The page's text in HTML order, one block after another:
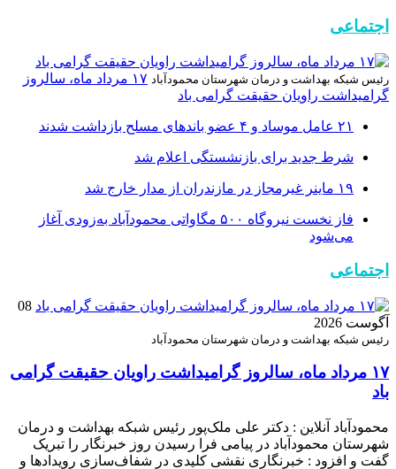
اجتماعی
رئیس شبکه بهداشت و درمان شهرستان محمودآباد
۱۷ مرداد ماه، سالروز
گرامیداشت راویان حقیقت گرامی باد
۲۱ عامل موساد و ۴ عضو باند‌های مسلح بازداشت شدند
شرط جدید برای بازنشستگی اعلام شد
۱۹ ماینر غیرمجاز در مازندران از مدار خارج شد
فاز نخست نیروگاه ۵۰۰ مگاواتی محمودآباد به‌زودی آغاز
می‌شود
اجتماعی
08
آگوست 2026
رئیس شبکه بهداشت و درمان شهرستان محمودآباد
۱۷ مرداد ماه، سالروز گرامیداشت راویان حقیقت گرامی
باد
محمودآباد آنلاین : دکتر علی ملک‌پور رئیس شبکه بهداشت و درمان
شهرستان محمودآباد در پیامی فرا رسیدن روز خبرنگار را تبریک
گفت و افزود : خبرنگاری نقشی کلیدی در شفاف‌سازی رویدادها و